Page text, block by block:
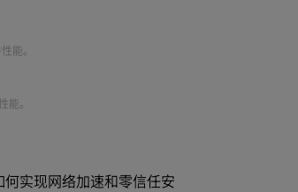
能。
能。
何实现网络加速和零信任安